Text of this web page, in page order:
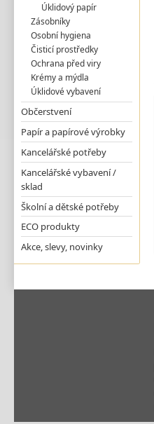
Úklidový papír
Zásobníky
Osobní hygiena
Čisticí prostředky
Ochrana před viry
Krémy a mýdla
Úklidové vybavení
Občerstvení
Papír a papírové výrobky
Kancelářské potřeby
Kancelářské vybavení /
sklad
Školní a dětské potřeby
ECO produkty
Akce, slevy, novinky